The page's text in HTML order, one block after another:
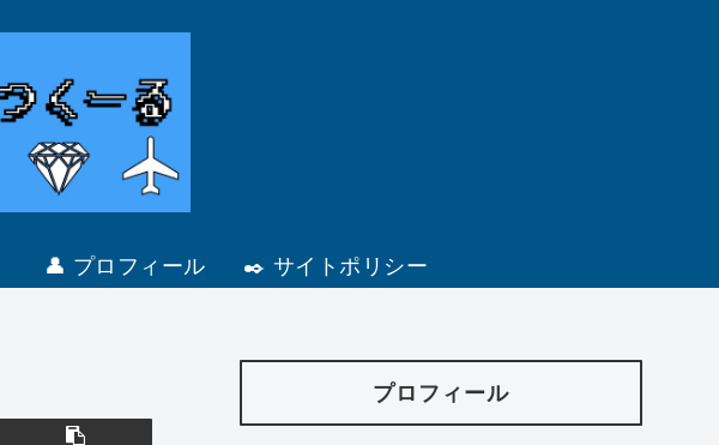
👤 プロフィール ✒️ サイトポリシー
プロフィール